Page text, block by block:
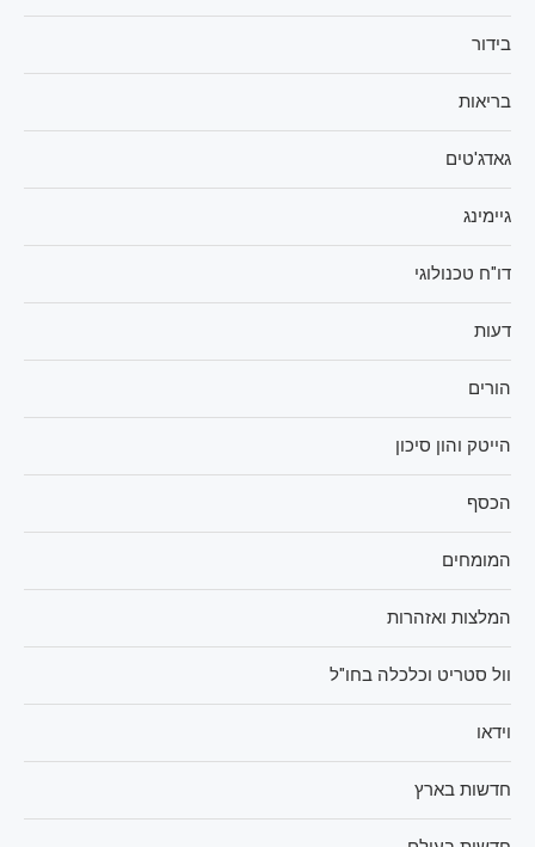
בידור
בריאות
גאדג'טים
גיימינג
דו"ח טכנולוגי
דעות
הורים
הייטק והון סיכון
הכסף
המומחים
המלצות ואזהרות
וול סטריט וכלכלה בחו"ל
וידאו
חדשות בארץ